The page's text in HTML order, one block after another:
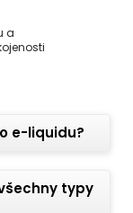
a
e-liquidu?
typy